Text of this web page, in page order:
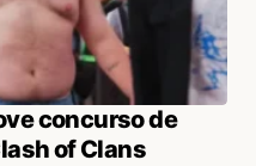
concurso de
of Clans